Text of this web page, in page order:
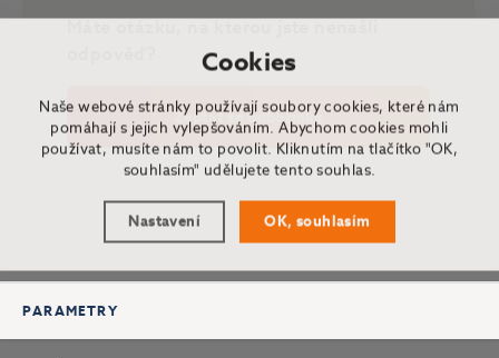
Zeptat se odborníka
PARAMETRY
Cookies
Naše webové stránky používají soubory cookies, které nám
pomáhají s jejich vylepšováním. Abychom cookies mohli
používat, musíte nám to povolit. Kliknutím na tlačítko "OK,
souhlasím" udělujete tento souhlas.
Nastavení OK, souhlasím